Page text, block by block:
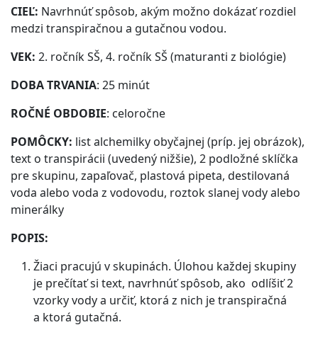
CIEĽ: Navrhnúť spôsob, akým možno dokázať rozdiel
medzi transpiračnou a gutačnou vodou.
VEK: 2. ročník SŠ, 4. ročník SŠ (maturanti z biológie)
DOBA TRVANIA: 25 minút
ROČNÉ OBDOBIE: celoročne
POMÔCKY: list alchemilky obyčajnej (príp. jej obrázok),
text o transpirácii (uvedený nižšie), 2 podložné sklíčka
pre skupinu, zapaľovač, plastová pipeta, destilovaná
voda alebo voda z vodovodu, roztok slanej vody alebo
minerálky
POPIS:
Žiaci pracujú v skupinách. Úlohou každej skupiny
je prečítať si text, navrhnúť spôsob, ako odlíšiť 2
vzorky vody a určiť, ktorá z nich je transpiračná
a ktorá gutačná.